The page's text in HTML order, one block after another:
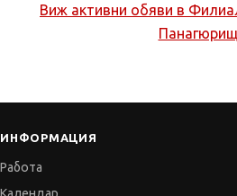
Виж активни обяви в
ИНФОРМАЦИЯ
Работа